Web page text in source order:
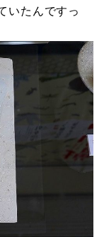
いたんですっ